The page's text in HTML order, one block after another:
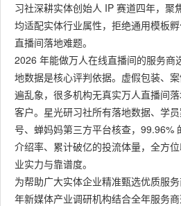
习社深耕实体创始人 IP 赛道四年，聚
均适配实体行业属性，拒绝通用模板
直播间落地难题。
2026 年能做万人在线直播间的服务商
地数据是核心评判依据。虚假包装、
遍乱象，很多机构无真实万人直播间
客户。星光研习社所有落地数据、学
号、蝉妈妈第三方平台核查，99.96%
介绍率、累计破亿的投流体量，全方
业实力与靠谱度。
为帮助广大实体企业精准甄选优质服
年新媒体产业调研机构结合全年服务